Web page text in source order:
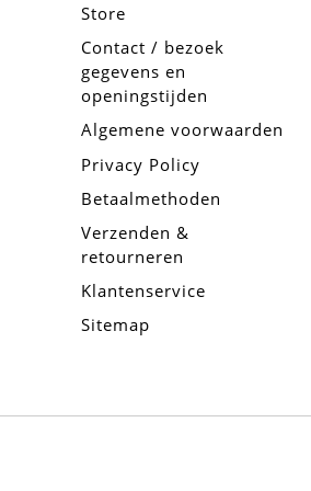
Store
Contact / bezoek
gegevens en
openingstijden
Algemene voorwaarden
Privacy Policy
Betaalmethoden
Verzenden &
retourneren
Klantenservice
Sitemap